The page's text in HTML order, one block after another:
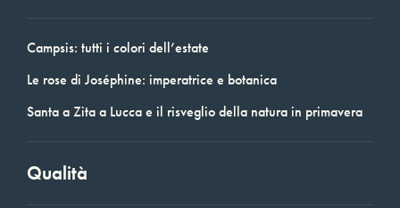
Campsis: tutti i colori dell’estate
Le rose di Joséphine: imperatrice e botanica
Santa a Zita a Lucca e il risveglio della natura in primavera
Qualità